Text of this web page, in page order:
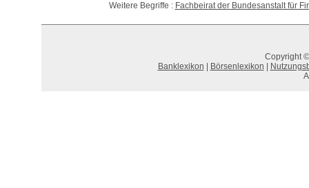
Weitere Begriffe : Fachbeirat der Bundesanstalt für
Copyright
Banklexikon
Börsenlexikon